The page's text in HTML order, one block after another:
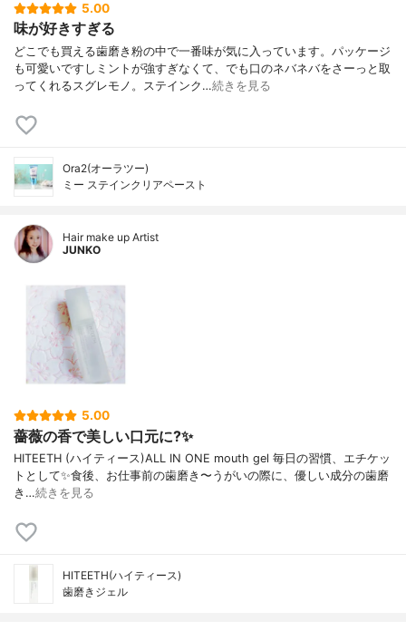
5.00
味が好きすぎる
どこでも買える歯磨き粉の中で一番味が気に入っています。パッケージ
も可愛いですしミントが強すぎなくて、でも口のネバネバをさーっと取
ってくれるスグレモノ。ステインク…続きを見る
Ora2(オーラツー)
ミー ステインクリアペースト
Hair make up Artist
JUNKO
5.00
薔薇の香で美しい口元に?✨
HITEETH (ハイティース)ALL IN ONE mouth gel 毎日の習慣、エチケッ
トとして✨食後、お仕事前の歯磨き〜うがいの際に、優しい成分の歯磨
き…続きを見る
HITEETH(ハイティース)
歯磨きジェル